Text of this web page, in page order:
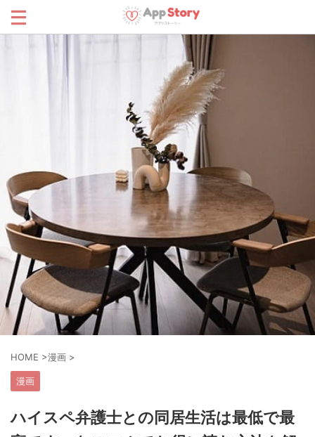
HOME >漫画 >
漫画
ハイスペ弁護士との同居生活は最低で最